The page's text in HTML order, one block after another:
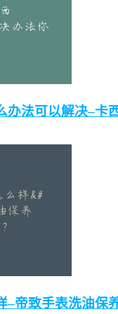
办法可以解决–卡
帝致手表洗油保